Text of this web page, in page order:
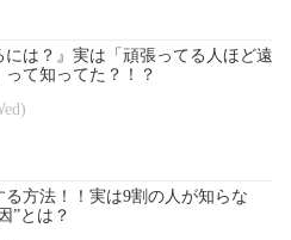
には？』実は「頑張ってる人ほど遠
って知ってた？！？
る方法！！実は9割の人が知らな
”とは？